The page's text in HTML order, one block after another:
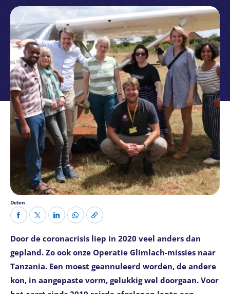
Delen
Door de coronacrisis liep in 2020 veel anders dan
gepland. Zo ook onze Operatie Glimlach-missies naar
Tanzania. Een moest geannuleerd worden, de andere
kon, in aangepaste vorm, gelukkig wel doorgaan. Voor